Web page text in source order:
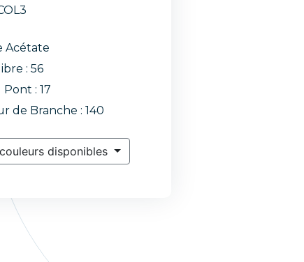
Acétate
: 56
: 17
de Branche : 140
disponibles